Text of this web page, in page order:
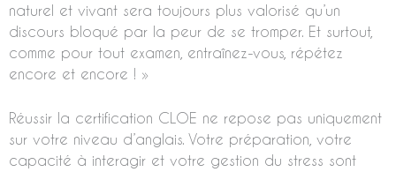
naturel et vivant sera toujours plus valorisé qu’un
discours bloqué par la peur de se tromper. Et surtout,
comme pour tout examen, entraînez-vous, répétez
encore et encore ! »
Réussir la certification CLOE ne repose pas uniquement
sur votre niveau d’anglais. Votre préparation, votre
capacité à interagir et votre gestion du stress sont